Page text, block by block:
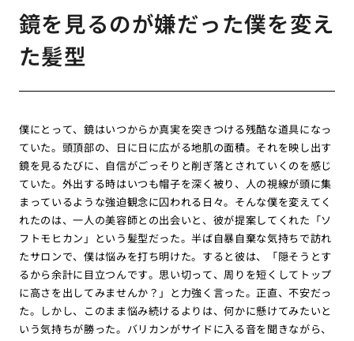
鏡を見るのが嫌だった僕を変え
た髪型
僕にとって、鏡はいつからか真実を突きつける残酷な道具になっ
ていた。頭頂部の、日に日に広がる地肌の面積。それを映し出す
鏡を見るたびに、自信がごっそりと削ぎ落とされていくのを感じ
ていた。外出する時はいつも帽子を深く被り、人の視線が頭に集
まっているような強迫観念に囚われる日々。そんな僕を変えてく
れたのは、一人の美容師との出会いと、彼が提案してくれた「ソ
フトモヒカン」という髪型だった。半ば自暴自棄な気持ちで訪れ
たサロンで、僕は悩みを打ち明けた。すると彼は、「隠そうとす
るから余計に目立つんです。思い切って、周りを短くしてトップ
に高さを出してみませんか？」と力強く言った。正直、不安だっ
た。しかし、このまま悩み続けるよりは、何かに懸けてみたいと
いう気持ちが勝った。バリカンがサイドに入る音を聞きながら、